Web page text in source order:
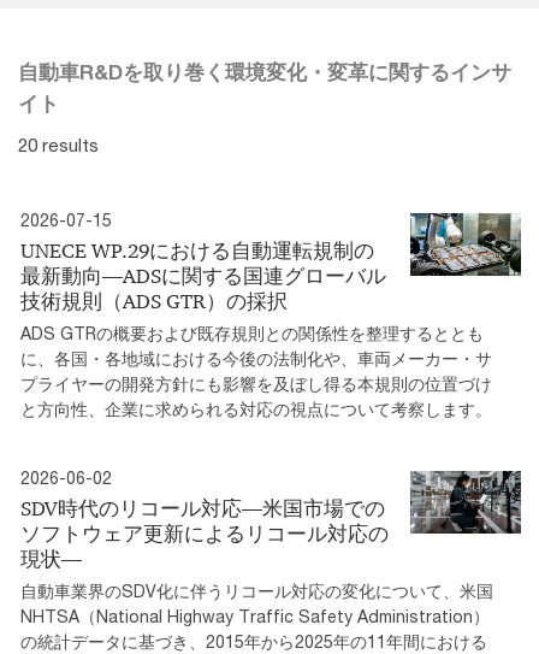
自動車R&Dを取り巻く環境変化・変革に関するインサ
イト
20 results
2026-07-15
UNECE WP.29における自動運転規制の
最新動向―ADSに関する国連グローバル
技術規則（ADS GTR）の採択
ADS GTRの概要および既存規則との関係性を整理するととも
に、各国・各地域における今後の法制化や、車両メーカー・サ
プライヤーの開発方針にも影響を及ぼし得る本規則の位置づけ
と方向性、企業に求められる対応の視点について考察します。
2026-06-02
SDV時代のリコール対応―米国市場での
ソフトウェア更新によるリコール対応の
現状―
自動車業界のSDV化に伴うリコール対応の変化について、米国
NHTSA（National Highway Traffic Safety Administration）
の統計データに基づき、2015年から2025年の11年間における